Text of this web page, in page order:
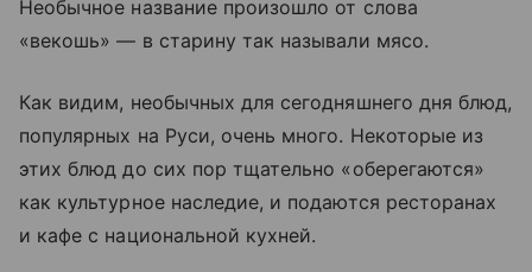
Необычное название произошло от слова
«векошь» — в старину так называли мясо.
Как видим, необычных для сегодняшнего дня блюд,
популярных на Руси, очень много. Некоторые из
этих блюд до сих пор тщательно «оберегаются»
как культурное наследие, и подаются ресторанах
и кафе с национальной кухней.